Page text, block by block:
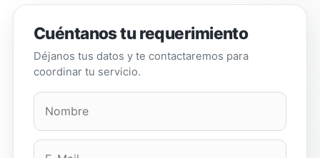
Cuéntanos tu requerimiento
Déjanos tus datos y te contactaremos para
coordinar tu servicio.